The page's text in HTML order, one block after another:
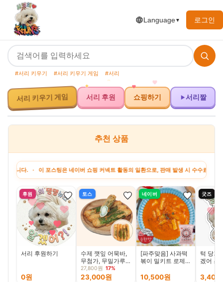
Language▼ 로그인
#서리 키우기 #서리 키우기 게임 #서리
서리 키우기 게임 서리 후원 쇼핑하기 서리짤
추천 상품
. · 이 포스팅은 네이버 쇼핑 커넥트 활동의 일환으로, 판매 발생 시 수수료를 제공
후원
서리 후원하기
0원
토스
수제 깻잎 어묵바,
무첨가, 무밀가루,
740g, 2팩
27,800원 17%
23,000원
네이버
[파주맞음] 사과떡
볶이 밀키트 로제떡
맛, 750g, 1개
10,500원
굿즈
턱 당기
겠어 스
3,400